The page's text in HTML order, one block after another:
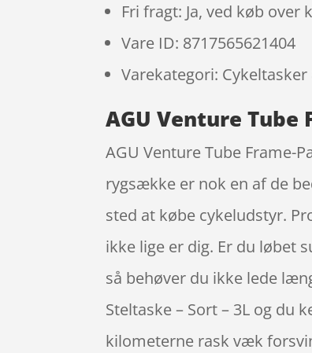
Fri fragt: Ja, ved køb over
Vare ID: 8717565621404
Varekategori:
AGU Venture Tube
AGU Venture Tube Frame-
rygsække er nok en af de
sted at købe cykeludstyr.
ikke lige er dig. Er du løbet
så behøver du ikke lede
Steltaske – Sort – 3L og du
kilometerne rask væk